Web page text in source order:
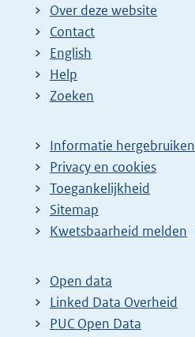
Over deze website
Contact
English
Help
Zoeken
Informatie hergebruiken
Privacy en cookies
Toegankelijkheid
Sitemap
E
t
e
r
Kwetsbaarheid melden
Open data
Linked Data Overheid
PUC Open Data